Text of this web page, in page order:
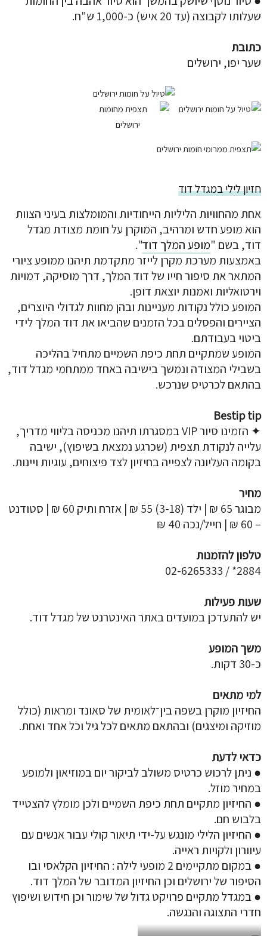
שעלותו לקבוצה (עד 20 איש) כ-1,000 ש"ח.
כתובת
שער יפו, ירושלים
חזיון לילי במגדל דוד
אחת מהחוויות הליליות הייחודיות והמומלצות בעיני הצוות
הוא מופע חדש ומרהיב, המוקרן על חומת מצודת מגדל
דוד, בשם "מופע המלך דוד".
באמצעות מערכת מקרן לייזר מתקדמת תיהנו ממופע ציורי
המתאר את סיפור חייו של דוד המלך, דרך מוסיקה, דמויות
וירטואליות ואמנות יוצאת דופן.
המופע כולל נקודות מעניינות ובהן מחוות לגדולי היוצרים,
הציירים והפסלים בכל הזמנים שהביאו את דוד המלך לידי
ביטוי בעבודתם.
המופע שמתקיים תחת כיפת השמיים מתחיל בהליכה
בשבילי המצודה ונמשך בישיבה באחד ממתחמי מגדל דוד,
בהתאם לכרטיס שנרכש.
Bestip tip
✦ הזמינו סיור VIP במסגרתו תיהנו מכניסה בליווי מדריך,
עלייה לנקודת תצפית (שכרגע נמצאת בשיפוץ), ישיבה
בקומה העליונה לצפייה בחיזיון לצד פיצוחים, עוגיות ויינות.
מחיר
מבוגר 65 ₪ | ילד (3-18) 55 ₪ | אזרח ותיק 60 ₪ | סטודנט
– 60 ₪ | חייל/נכה 40 ₪
טלפון להזמנות
2884* / 02-6265333
שעות פעילות
יש להתעדכן במועדים באתר האינטרנט של מגדל דוד.
משך המופע
כ-30 דקות.
למי מתאים
החיזיון מוקרן בשפה בין־לאומית של סאונד ומראות (כולל
מוזיקה ומיצגים) ובהתאם מתאים לכל גיל וכל אחד ואחת.
כדאי לדעת
● ניתן לרכוש כרטיס משולב לביקור יום במוזיאון ולמופע
במחיר מוזל.
● החיזיון מתקיים תחת כיפת השמיים ולכן מומלץ להצטייד
בלבוש חם.
● החיזיון הלילי מונגש על-ידי תיאור קולי עבור אנשים עם
עיוורון ולקויות ראייה.
● במקום מתקיימים 2 מופעי לילה : החיזיון הקלאסי ובו
הסיפור של ירושלים וכן החיזיון המדובר של המלך דוד.
● במגדל מתקיים פרויקט גדול של שימור וכן חידוש ושיפוץ
חדרי התצוגה והנגשה.